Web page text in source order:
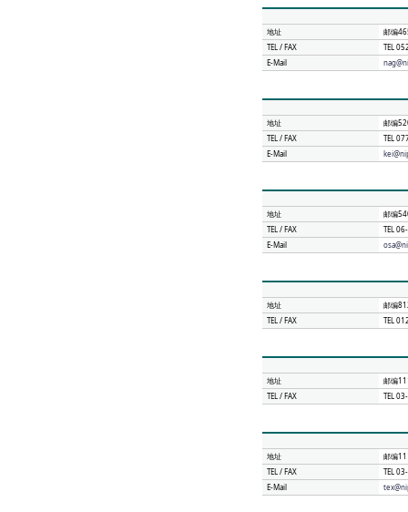
地址
邮编
TEL / FAX
TEL
E-Mail
地址
邮编
TEL / FAX
TEL
E-Mail
地址
邮编
TEL / FAX
TEL
E-Mail
地址
邮编
TEL / FAX
TEL
地址
邮编
TEL / FAX
TEL
地址
邮编
TEL / FAX
TEL
E-Mail